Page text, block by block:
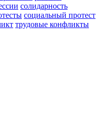
солидарность
социальный протест
трудовые конфликты